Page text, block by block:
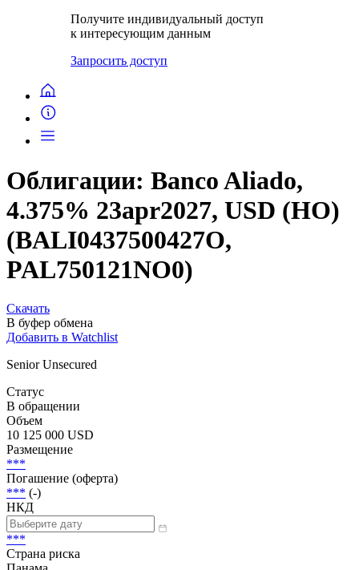
в публичном демо-доступе
Облигации: Banco Aliado,
4.375% 23apr2027, USD (HO)
PAL750121NO0)
Скачать
Добавить в Watchlist
Senior Unsecured
Статус
В обращении
Объем
10 125 000 USD
Размещение
***
Погашение (оферта)
***
НКД